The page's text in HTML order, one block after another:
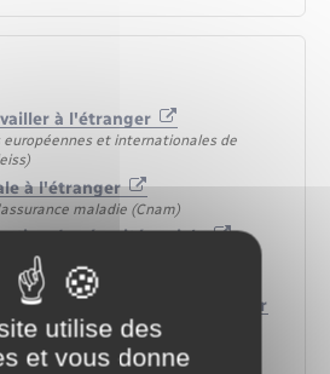
à l'étranger
européennes et internationales de
à l'étranger
maladie (Cnam)
de sécurité sociale
européennes et internationales de
des soins médicaux à l'étranger
maladie (Cnam)
utilise des
et vous donne